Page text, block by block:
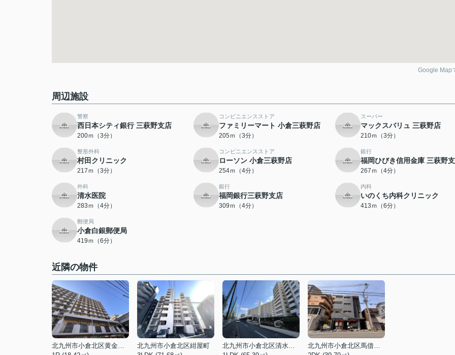
Google Map
周辺施設
警察
西日本シティ銀行 三萩野支店
200ｍ（3分）
コンビニエンスストア
ファミリーマート 小倉三萩野店
205ｍ（3分）
スーパー
マックスバリュ 三萩野店
210ｍ（3分）
整形外科
村田クリニック
217ｍ（3分）
コンビニエンスストア
ローソン 小倉三萩野店
254ｍ（4分）
銀行
福岡ひびき信用金庫 三萩野
267ｍ（4分）
外科
清水医院
283ｍ（4分）
銀行
福岡銀行三萩野支店
309ｍ（4分）
内科
いのくち内科クリニック
413ｍ（6分）
郵便局
小倉白銀郵便局
419ｍ（6分）
近隣の物件
北九州市小倉北区黄金１丁目
北九州市小倉北区紺屋町
北九州市小倉北区清水３丁目
北九州市小倉北区馬借１丁目